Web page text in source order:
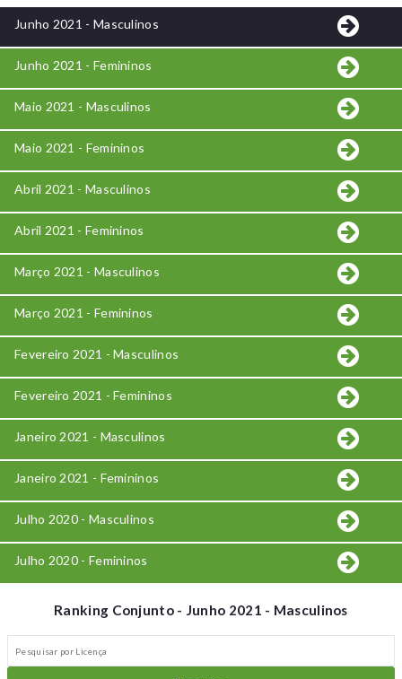
Junho 2021 - Masculinos
Junho 2021 - Femininos
Maio 2021 - Masculinos
Maio 2021 - Femininos
Abril 2021 - Masculinos
Abril 2021 - Femininos
Março 2021 - Masculinos
Março 2021 - Femininos
Fevereiro 2021 - Masculinos
Fevereiro 2021 - Femininos
Janeiro 2021 - Masculinos
Janeiro 2021 - Femininos
Julho 2020 - Masculinos
Julho 2020 - Femininos
Ranking Conjunto - Junho 2021 - Masculinos